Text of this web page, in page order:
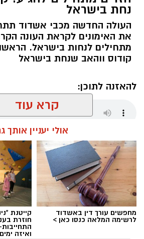
נחת בישראל
העולה החדשה מכבי אשדוד
את האימונים לקראת העונה
מתחילים לנחות בישראל.
קודוס ווהאב שנחת בישראל
להאזנה לתוכן:
שחר כחלון / 17:59 07.08.26
תגים:מכבי אשדוד, קודוס ווהאב
קרא עוד
אולי יעניין אותך
מחפשים עורך דין באשדוד
לרשימה המלאה כנסו כאן >
קייטנת
חוזרת
ואיזה